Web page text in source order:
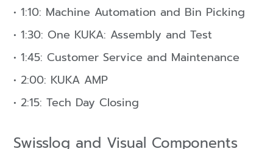
1:10: Machine Automation and Bin Picking
1:30: One KUKA: Assembly and Test
1:45: Customer Service and Maintenance
2:00: KUKA AMP
2:15: Tech Day Closing
Swisslog and Visual Components